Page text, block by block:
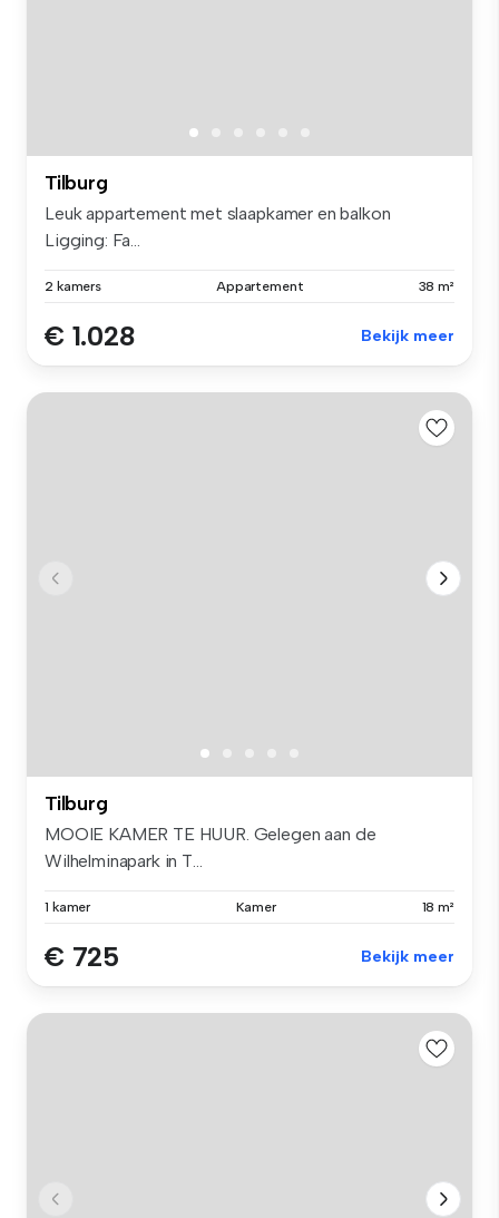
Tilburg
Leuk appartement met slaapkamer en balkon
Ligging: Fa...
2 kamers Appartement 38 m²
€ 1.028 Bekijk meer
Tilburg
MOOIE KAMER TE HUUR. Gelegen aan de
Wilhelminapark in T...
1 kamer Kamer 18 m²
€ 725 Bekijk meer